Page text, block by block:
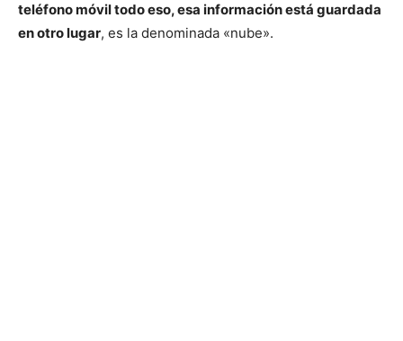
teléfono móvil todo eso, esa información está guardada
en otro lugar, es la denominada «nube».